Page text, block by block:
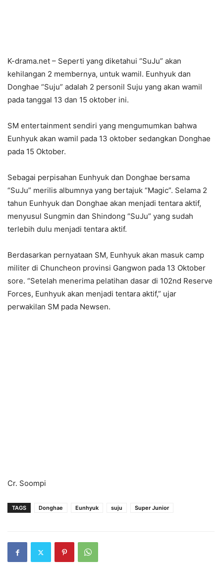
K-drama.net – Seperti yang diketahui “SuJu” akan
kehilangan 2 membernya, untuk wamil. Eunhyuk dan
Donghae “Suju” adalah 2 personil Suju yang akan wamil
pada tanggal 13 dan 15 oktober ini.
SM entertainment sendiri yang mengumumkan bahwa
Eunhyuk akan wamil pada 13 oktober sedangkan Donghae
pada 15 Oktober.
Sebagai perpisahan Eunhyuk dan Donghae bersama
“SuJu” merilis albumnya yang bertajuk “Magic”. Selama 2
tahun Eunhyuk dan Donghae akan menjadi tentara aktif,
menyusul Sungmin dan Shindong “SuJu” yang sudah
terlebih dulu menjadi tentara aktif.
Berdasarkan pernyataan SM, Eunhyuk akan masuk camp
militer di Chuncheon provinsi Gangwon pada 13 Oktober
sore. “Setelah menerima pelatihan dasar di 102nd Reserve
Forces, Eunhyuk akan menjadi tentara aktif,” ujar
perwakilan SM pada Newsen.
Cr. Soompi
TAGS Donghae Eunhyuk suju Super Junior